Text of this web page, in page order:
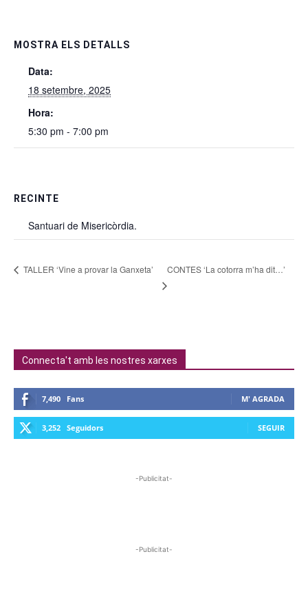
MOSTRA ELS DETALLS
Data:
18 setembre, 2025
Hora:
5:30 pm - 7:00 pm
RECINTE
Santuari de Misericòrdia.
TALLER ‘Vine a provar la Ganxeta’ CONTES ‘La cotorra m’ha dit…’
Connecta't amb les nostres xarxes
7,490 Fans M' AGRADA
3,252 Seguidors SEGUIR
-Publicitat-
-Publicitat-